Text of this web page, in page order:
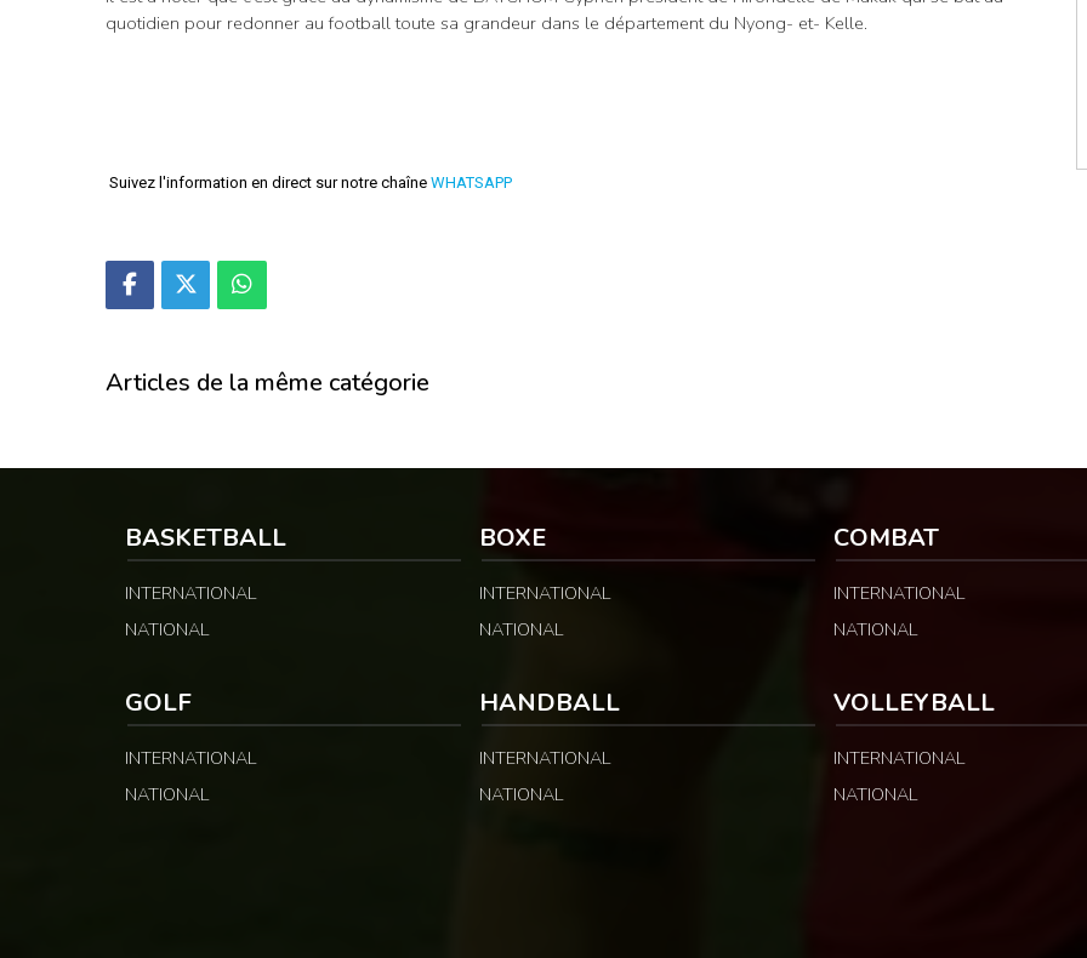
quotidien pour redonner au football toute sa grandeur dans le département du Nyong- et- Kelle.
Suivez l'information en direct sur notre chaîne WHATSAPP
Articles de la même catégorie
BASKETBALL
INTERNATIONAL
NATIONAL
BOXE
INTERNATIONAL
NATIONAL
COMBAT
INTERNATIONAL
NATIONAL
GOLF
INTERNATIONAL
NATIONAL
HANDBALL
INTERNATIONAL
NATIONAL
VOLLEYBALL
INTERNATIONAL
NATIONAL